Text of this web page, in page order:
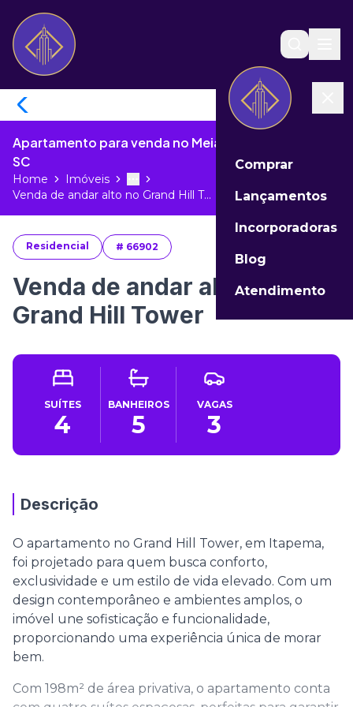
Comprar
Lançamentos
Incorporadoras
Blog
Atendimento
Apartamento para venda no Meia Praia de Itapema -
SC
Home Imóveis More
Toggle menu
Venda de andar alto no Grand Hill T...
Residencial # 66902
Venda de andar alto no
Grand Hill Tower
SUÍTES
4
BANHEIROS
5
VAGAS
3
Descrição
O apartamento no Grand Hill Tower, em Itapema,
foi projetado para quem busca conforto,
exclusividade e um estilo de vida elevado. Com um
design contemporâneo e ambientes amplos, o
imóvel une sofisticação e funcionalidade,
proporcionando uma experiência única de morar
bem.
Com 198m² de área privativa, o apartamento conta